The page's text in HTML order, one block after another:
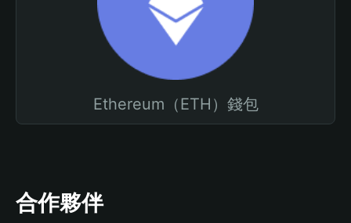
Ethereum（ETH）錢包
合作夥伴